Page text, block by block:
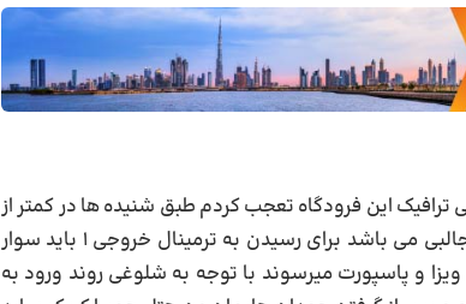
ترافیک این فرودگاه تعجب کردم طبق شنیده ها در کمتر از
هر دقیقه ۱پرواز در این فرودگاه به زمین می نشیند که رکورد جالبی می باشد برای رسیدن به ترمینال خروجی ۱ باید سوار
و پاسپورت میرسوند با توجه به شلوغی روند ورود به